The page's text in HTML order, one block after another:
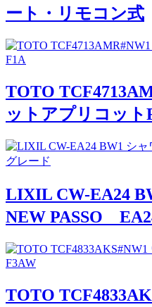
ート・リモコン式
TOTO
ットアプリコット
LIXIL CW-EA24
NEW PASSO
TOTO